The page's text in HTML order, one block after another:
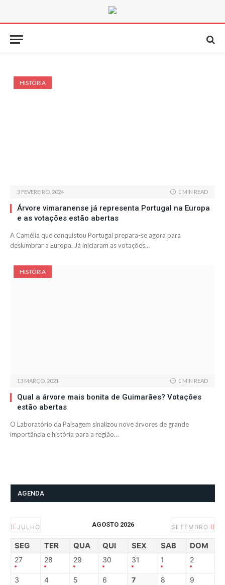
HISTÓRIA
3 FEVEREIRO, 2024 1 MIN READ
Árvore vimaranense já representa Portugal na Europa
e as votações estão abertas
A Camélia que conquistou Portugal prepara-se agora para
deslumbrar a Europa. Já iniciaram as votações…
HISTÓRIA
13 MARÇO, 2021 1 MIN READ
Qual a árvore mais bonita de Guimarães? Votações
estão abertas
O Laboratório da Paisagem sinalizou nove árvores de grande
importância e história para a região…
AGENDA
JULHO AGOSTO 2026 SETEMBRO
SEG TER QUA QUI SEX SAB DOM
27 28 29 30 31 1 2
3 4 5 6 7 8 9